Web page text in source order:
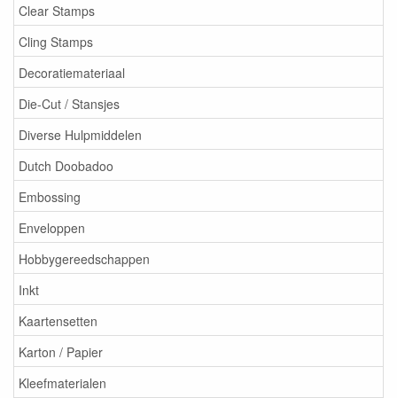
Clear Stamps
Cling Stamps
Decoratiemateriaal
Die-Cut / Stansjes
Diverse Hulpmiddelen
Dutch Doobadoo
Embossing
Enveloppen
Hobbygereedschappen
Inkt
Kaartensetten
Karton / Papier
Kleefmaterialen